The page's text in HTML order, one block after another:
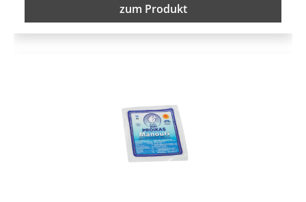
zum Produkt